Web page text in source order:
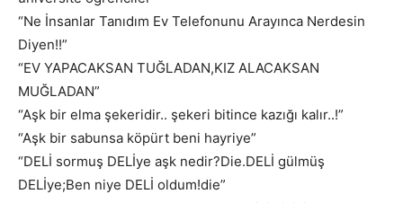
“Ne İnsanlar Tanıdım Ev Telefonunu Arayınca Nerdesin
Diyen!!”
“EV YAPACAKSAN TUĞLADAN,KIZ ALACAKSAN
MUĞLADAN”
“Aşk bir elma şekeridir.. şekeri bitince kazığı kalır..!”
“Aşk bir sabunsa köpürt beni hayriye”
“DELİ sormuş DELİye aşk nedir?Die.DELİ gülmüş
DELİye;Ben niye DELİ oldum!die”